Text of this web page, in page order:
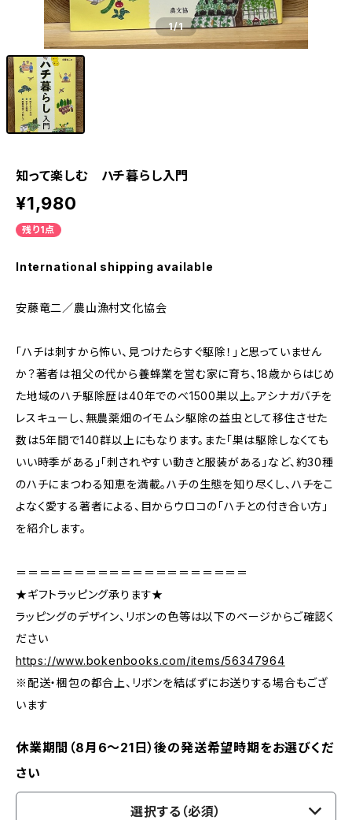
1/1
知って楽しむ ハチ暮らし入門
¥1,980
残り1点
International shipping available
安藤竜二／農山漁村文化協会
「ハチは刺すから怖い、見つけたらすぐ駆除！」と思っていません
か？著者は祖父の代から養蜂業を営む家に育ち、18歳からはじめ
た地域のハチ駆除歴は40年でのべ1500巣以上。アシナガバチを
レスキューし、無農薬畑のイモムシ駆除の益虫として移住させた
数は5年間で140群以上にもなります。また「巣は駆除しなくても
いい時季がある」「刺されやすい動きと服装がある」など、約30種
のハチにまつわる知恵を満載。ハチの生態を知り尽くし、ハチをこ
よなく愛する著者による、目からウロコの「ハチとの付き合い方」
を紹介します。
＝＝＝＝＝＝＝＝＝＝＝＝＝＝＝＝＝＝＝＝
★ギフトラッピング承ります★
ラッピングのデザイン、リボンの色等は以下のページからご確認く
ださい
https://www.bokenbooks.com/items/56347964
※配送・梱包の都合上、リボンを結ばずにお送りする場合もござ
います
休業期間（8月6〜21日）後の発送希望時期をお選びくだ
さい
選択する（必須）